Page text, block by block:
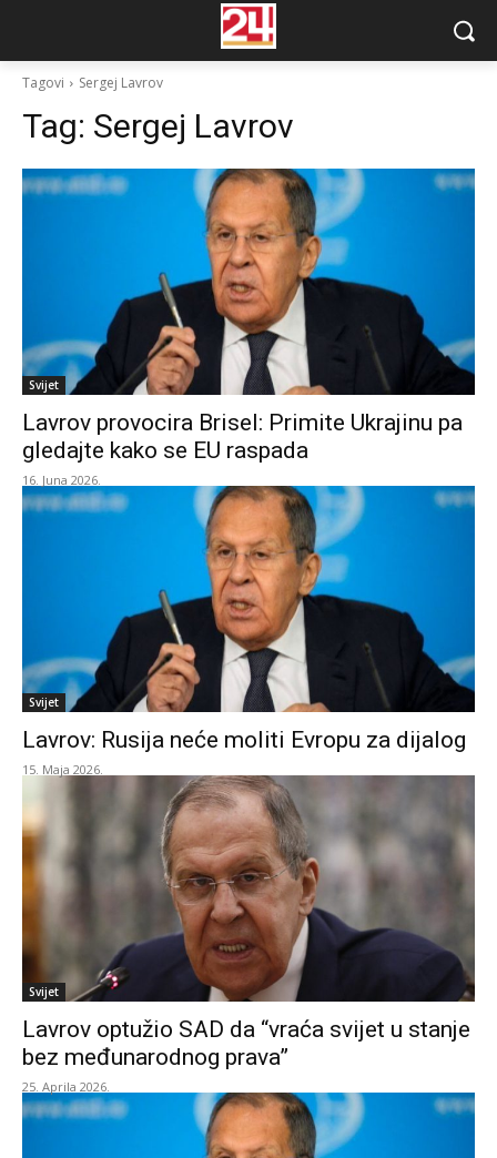
Tagovi Sergej Lavrov
Tag: Sergej Lavrov
Svijet
Lavrov provocira Brisel: Primite Ukrajinu pa
gledajte kako se EU raspada
16. Juna 2026.
Svijet
Lavrov: Rusija neće moliti Evropu za dijalog
15. Maja 2026.
Svijet
Lavrov optužio SAD da “vraća svijet u stanje
bez međunarodnog prava”
25. Aprila 2026.